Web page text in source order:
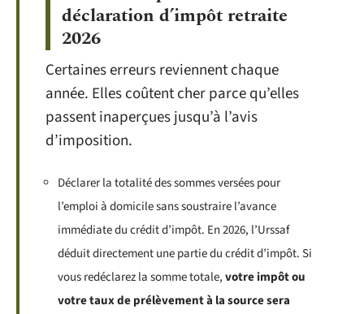
déclaration d’impôt retraite
2026
Certaines erreurs reviennent chaque
année. Elles coûtent cher parce qu’elles
passent inaperçues jusqu’à l’avis
d’imposition.
Déclarer la totalité des sommes versées pour
l’emploi à domicile sans soustraire l’avance
immédiate du crédit d’impôt. En 2026, l’Urssaf
déduit directement une partie du crédit d’impôt. Si
vous redéclarez la somme totale,votre impôt ou
votre taux de prélèvement à la source sera